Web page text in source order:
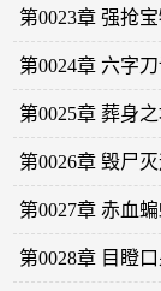
第0023章 强抢
第0024章 六字
第0025章 葬身
第0026章 毁尸
第0027章 赤血
第0028章 目瞪